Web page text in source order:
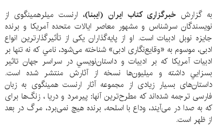
به گزارشخبرگزاری کتاب ایران (ایبنا)،ارنست میلر‌همینگوی از
نویسندگان سرشناس و مشهور معاصر ایالات متحده آمریکا و برنده
جایزه نوبل ادبیات است. او از پایه‌گذاران یکی از تأثیرگذارترین انواع
ادبی، موسوم به «وقایع‌نگاری ادبی» شناخته می‌شود، نامي كه نه تنها بر
ادبیات آمریکا که بر ادبيات و داستان‌نويسي در سراسر جهان تاثير
بسزايي داشته و ميليون‌ها نسخه از آثارش منتشر شده است.
داستان‌های بسیار زیادی از مجموعه آثار ارنست همینگوی به زبان
فارسی ترجمه شده‌اند که مطرح‌ترین آنها: پیرمرد و دریا ، زنگ‌ها برای
که به صدا در می‌آیند، وداع با اسلحه، برنده هیچ نمی‌برد، مرگ در بعد
از ظهر است.